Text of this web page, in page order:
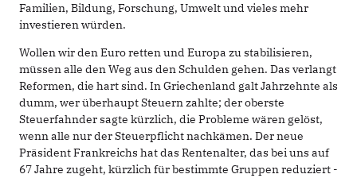
Familien, Bildung, Forschung, Umwelt und vieles mehr
investieren würden.
Wollen wir den Euro retten und Europa zu stabilisieren,
müssen alle den Weg aus den Schulden gehen. Das verlangt
Reformen, die hart sind. In Griechenland galt Jahrzehnte als
dumm, wer überhaupt Steuern zahlte; der oberste
Steuerfahnder sagte kürzlich, die Probleme wären gelöst,
wenn alle nur der Steuerpflicht nachkämen. Der neue
Präsident Frankreichs hat das Rentenalter, das bei uns auf
67 Jahre zugeht, kürzlich für bestimmte Gruppen reduziert -